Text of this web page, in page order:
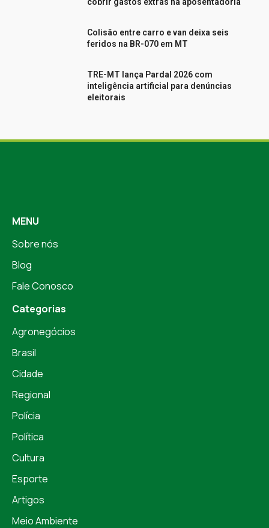
Colisão entre carro e van deixa seis
feridos na BR-070 em MT
TRE-MT lança Pardal 2026 com
inteligência artificial para denúncias
eleitorais
MENU
Sobre nós
Blog
Fale Conosco
Categorias
Agronegócios
Brasil
Cidade
Regional
Polícia
Política
Cultura
Esporte
Artigos
Meio Ambiente